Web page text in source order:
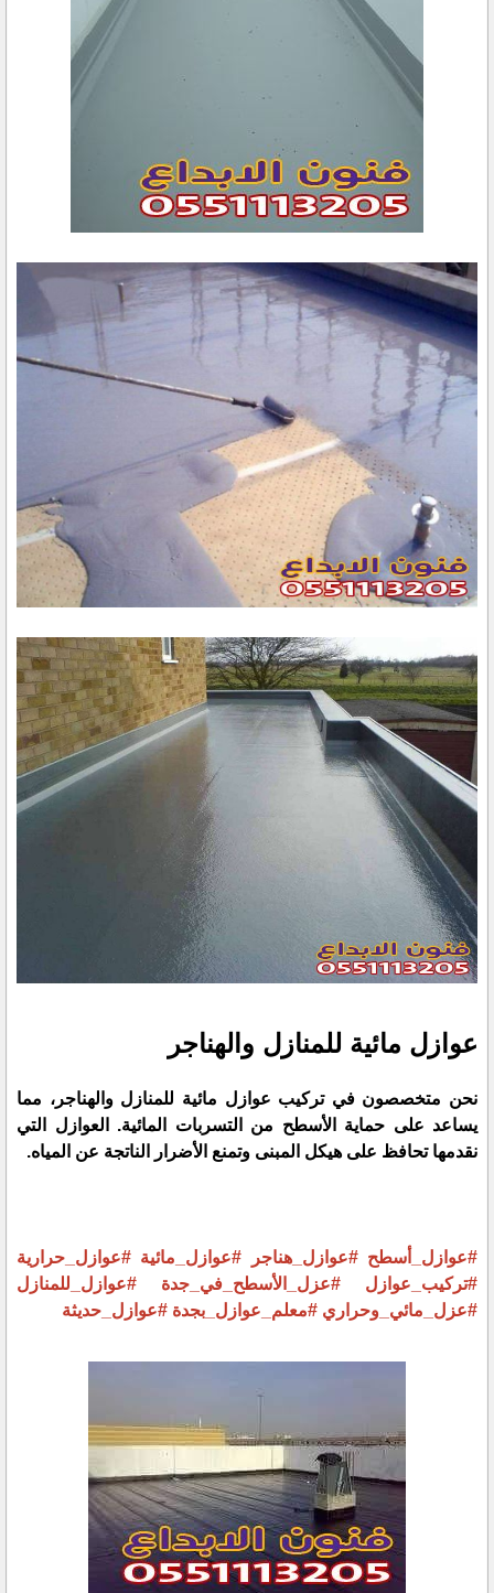
عوازل مائية للمنازل والهناجر
نحن متخصصون في تركيب عوازل مائية للمنازل والهناجر، مما
يساعد على حماية الأسطح من التسربات المائية. العوازل التي
نقدمها تحافظ على هيكل المبنى وتمنع الأضرار الناتجة عن المياه.
#عوازل_أسطح #عوازل_هناجر #عوازل_مائية #عوازل_حرارية
#تركيب_عوازل
#عزل_الأسطح_في_جدة
#عوازل_للمنازل
#عزل_مائي_وحراري #معلم_عوازل_بجدة #عوازل_حديثة